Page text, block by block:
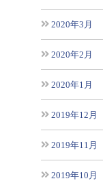
2020年3月
2020年2月
2020年1月
2019年12月
2019年11月
2019年10月